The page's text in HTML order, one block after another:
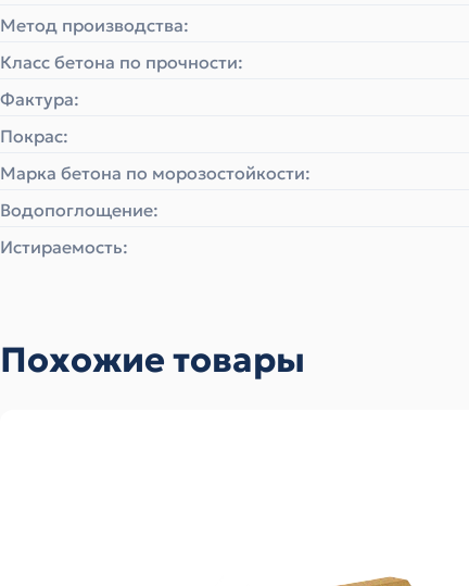
Метод производства:
Класс бетона по прочности:
Фактура:
Покрас:
Марка бетона по морозостойкости:
Водопоглощение:
Истираемость:
Похожие товары